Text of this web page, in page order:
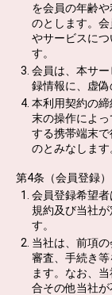
を会員の年齢
のとします。
やサービスに
す。
会員は、本サ
録情報に、虚偽
本利用契約の
末の操作によ
する携帯端末
のとみなします
第4条（会員登録）
会員登録希望
規約及び当社
す。
当社は、前項
審査、手続き
ます。なお、
合その他当社